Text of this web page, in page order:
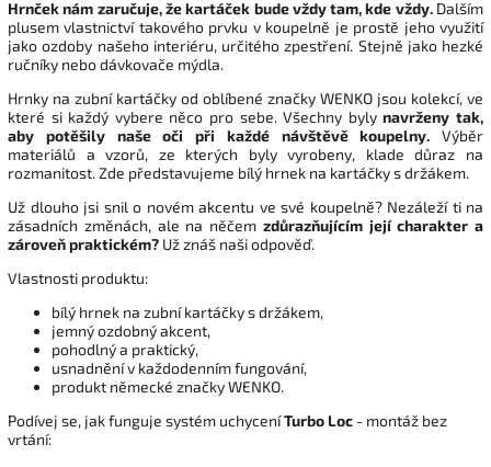
Hrnček nám zaručuje, že kartáček bude vždy tam, kde vždy.Dalším
plusem vlastnictví takového prvku v koupelně je prostě jeho využití
jako ozdoby našeho interiéru, určitého zpestření. Stejně jako hezké
ručníky nebo dávkovače mýdla.
Hrnky na zubní kartáčky od oblíbené značky WENKO jsou kolekcí, ve
které si každý vybere něco pro sebe. Všechny bylynavrženy tak,
aby potěšily naše oči při každé návštěvě koupelny. Výběr
materiálů a vzorů, ze kterých byly vyrobeny, klade důraz na
rozmanitost. Zde představujeme bílý hrnek na kartáčky s držákem.
Už dlouho jsi snil o novém akcentu ve své koupelně? Nezáleží ti na
zásadních změnách, ale na něčem zdůrazňujícím její charakter a
zároveň praktickém? Už znáš naši odpověď.
Vlastnosti produktu:
bílý hrnek na zubní kartáčky s držákem,
jemný ozdobný akcent,
pohodlný a praktický,
usnadnění v každodenním fungování,
produkt německé značky WENKO.
Podívej se, jak funguje systém uchyceníTurbo Loc - montáž bez
vrtání: